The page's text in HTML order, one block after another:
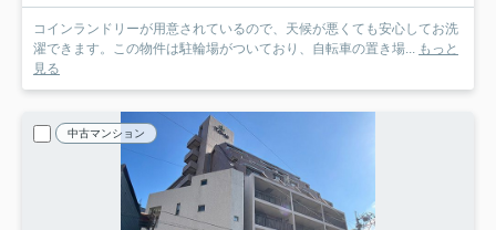
コインランドリーが用意されているので、天候が悪くても安心してお洗
濯できます。この物件は駐輪場がついており、自転車の置き場... もっと
見る
中古マンション